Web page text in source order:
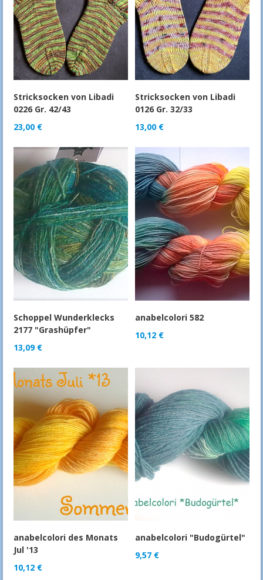
Stricksocken von Libadi
0226 Gr. 42/43
23,00 €
Stricksocken von Libadi
0126 Gr. 32/33
13,00 €
Schoppel Wunderklecks
2177 "Grashüpfer"
13,09 €
anabelcolori 582
10,12 €
anabelcolori des Monats
Jul '13
10,12 €
anabelcolori "Budogürtel"
9,57 €